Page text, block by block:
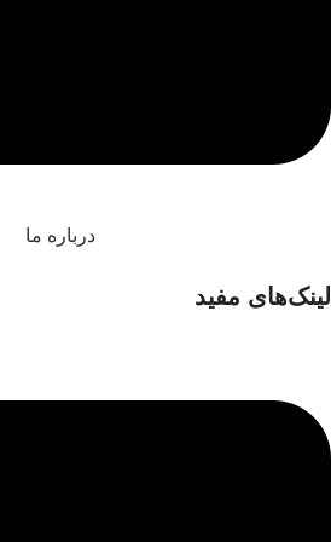
درباره ما
لینک‌های مفید